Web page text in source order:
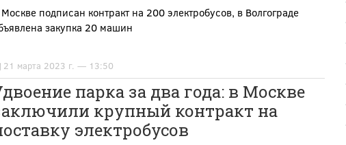
подписан контракт на 200 электробусов, в Волгограде
закупка 20 машин
21 марта 2023 г. — 13:50
парка за два года: в Москве
крупный контракт на
электробусов